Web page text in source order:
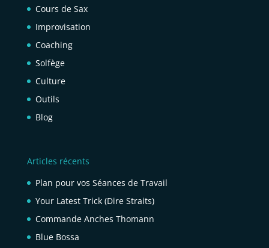
Cours de Sax
Improvisation
Coaching
Solfège
Culture
Outils
Blog
Articles récents
Plan pour vos Séances de Travail
Your Latest Trick (Dire Straits)
Commande Anches Thomann
Blue Bossa